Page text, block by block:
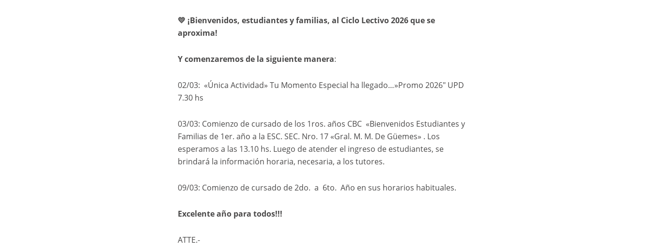
💛 ¡Bienvenidos, estudiantes y familias, al Ciclo Lectivo 2026 que se
aproxima!
Y comenzaremos de la siguiente manera:
02/03: «Única Actividad» Tu Momento Especial ha llegado…»Promo 2026″ UPD
7.30 hs
03/03: Comienzo de cursado de los 1ros. años CBC «Bienvenidos Estudiantes y
Familias de 1er. año a la ESC. SEC. Nro. 17 «Gral. M. M. De Güemes» . Los
esperamos a las 13.10 hs. Luego de atender el ingreso de estudiantes, se
brindará la información horaria, necesaria, a los tutores.
09/03: Comienzo de cursado de 2do. a 6to. Año en sus horarios habituales.
Excelente año para todos!!!
ATTE.-